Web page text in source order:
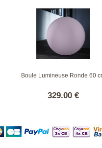
Boule Lumineuse Ronde 60
329.00 €